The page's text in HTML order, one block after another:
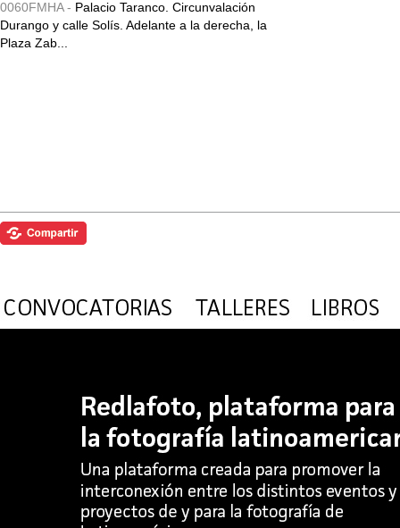
0060FMHA - Palacio Taranco. Circunvalación
Durango y calle Solís. Adelante a la derecha, la
Plaza Zab...